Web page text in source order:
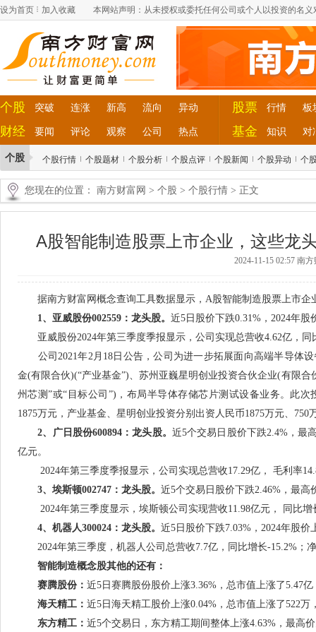
设为首页 加入收藏 本网站声明：从未授权或委托任何公司或个人以投资的名
个股 突破 连涨 新高 流向 异动
财经 要闻 评论 观察 公司 热点
股票 行情 板
基金 知识 对
个股 个股行情 个股题材 个股分析 个股点评 个股新闻 个股异动 个
您现在的位置： 南方财富网 > 个股 > 个股行情 > 正文
A股智能制造股票上市企业，这些龙
2024-11-15 02:57 南
据南方财富网概念查询工具数据显示，A股智能制造股票上市企
1、亚威股份002559：龙头股。 近5日股价下跌0.31%，2024年股
亚威股份2024年第三季度季报显示，公司实现总营收4.62亿，同
公司2021年2月18日公告，公司为进一步拓展面向高端半导体
金(有限合伙)(“产业基金”)、苏州亚巍星明创业投资合伙企业(有限
州芯测”或“目标公司”)，布局半导体存储芯片测试设备业务。此
1875万元，产业基金、星明创业投资分别出资人民币1875万元、
2、广日股份600894：龙头股。 近5个交易日股价下跌2.4%，最
亿元。
2024年第三季度季报显示，公司实现总营收17.29亿， 毛利率
3、埃斯顿002747：龙头股。 近5个交易日股价下跌2.46%，最高
2024年第三季度显示，埃斯顿公司实现营收11.98亿元， 同比增
4、机器人300024：龙头股。 近5日股价下跌7.03%，2024年股价
2024年第三季度，机器人公司总营收7.7亿，同比增长-15.2%；净
智能制造概念股其他的还有：
赛腾股份： 近5日赛腾股份股价上涨3.36%，总市值上涨了5.47
海天精工： 近5日海天精工股价上涨0.04%，总市值上涨了522万
东方精工： 近5个交易日，东方精工期间整体上涨4.63%，最高